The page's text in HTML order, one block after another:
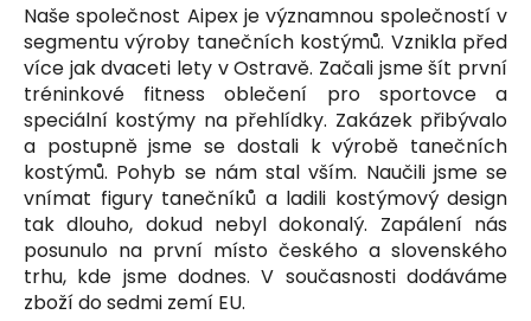
Naše společnost Aipex je významnou společností v
segmentu výroby tanečních kostýmů. Vznikla před
více jak dvaceti lety v Ostravě. Začali jsme šít první
tréninkové fitness oblečení pro sportovce a
speciální kostýmy na přehlídky. Zakázek přibývalo
a postupně jsme se dostali k výrobě tanečních
kostýmů. Pohyb se nám stal vším. Naučili jsme se
vnímat figury tanečníků a ladili kostýmový design
tak dlouho, dokud nebyl dokonalý. Zapálení nás
posunulo na první místo českého a slovenského
trhu, kde jsme dodnes. V současnosti dodáváme
zboží do sedmi zemí EU.
o
t
ř
e
b
u
j
e
t
e